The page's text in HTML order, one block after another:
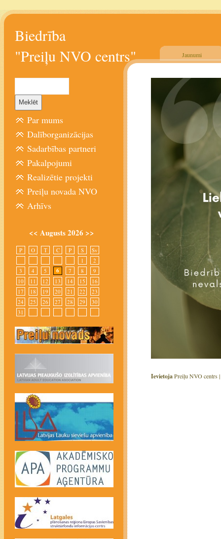
Biedrība
"Preiļu NVO centrs"
Jaunumi
IevietojaPreiļu NVO centrs |
Par mums
Dalīborganizācijas
Sadarbības partneri
Pakalpojumi
Realizētie projekti
Preiļu novada NVO
Arhīvs
<< Augusts 2026 >>
P O T C P S
Sv
1
2
3
4 5 6 7 8
9
10
11 12 13 14 15
16
17
18 19 20 21 22
23
24
25 26 27 28 29
30
31